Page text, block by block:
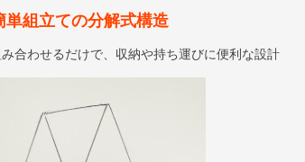
単組立ての分解式構造
合わせるだけで、収納や持ち運びに便利な設計